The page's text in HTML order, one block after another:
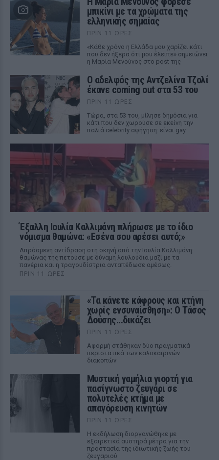
μπικίνι με τα χρώματα της
ελληνικής σημαίας
ΠΡΙΝ 11 ΏΡΕΣ
«Κάθε χρόνο η Ελλάδα μου χαρίζει κάτι
που δεν ήξερα ότι μου έλειπε» σημειώνει
η Μαρία Μενούνος στο post της
Ο αδελφός της Αντζελίνα Τζολί
έκανε coming out στα 53 του
ΠΡΙΝ 11 ΏΡΕΣ
Τώρα, στα 53 του, μίλησε δημόσια για
κάτι που δεν χωρούσε σε εκείνη την
παλιά celebrity αφήγηση: είναι gay
Έξαλλη Ιουλία Καλλιμάνη πλήρωσε με το ίδιο
νόμισμα θαμώνα: «Εσένα σου αρέσει αυτό;»
Απρόσμενη αντίδραση στη σκηνή από την Ιουλία Καλλιμάνη:
θαμώνας της πετούσε με δύναμη λουλούδια μαζί με τα
πανέρια και η τραγουδίστρια ανταπέδωσε αμέσως.
ΠΡΙΝ 11 ΏΡΕΣ
«Τα κάνετε κάφρους και κτήνη
χωρίς ενσυναίσθηση»: Ο Τάσος
Δούσης...δικάζει
ΠΡΙΝ 11 ΏΡΕΣ
Αφορμή στάθηκαν δύο πραγματικά
περιστατικά των καλοκαιρινών
διακοπών
Μυστική γαμήλια γιορτή για
πασίγνωστο ζευγάρι σε
πολυτελές κτήμα με
απαγόρευση κινητών
ΠΡΙΝ 11 ΏΡΕΣ
Η εκδήλωση διοργανώθηκε με
εξαιρετικά αυστηρά μέτρα για την
προστασία της ιδιωτικής ζωής του
ζευγαριού